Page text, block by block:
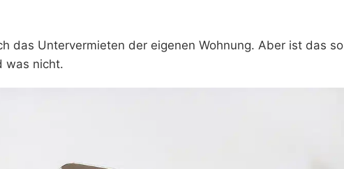
das Untervermieten der eigenen Wohnung. Aber ist das so
was nicht.